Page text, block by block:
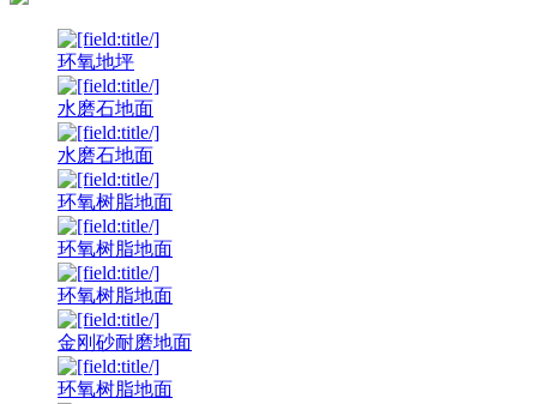
环氧地坪
水磨石地面
水磨石地面
环氧树脂地面
环氧树脂地面
环氧树脂地面
金刚砂耐磨地面
环氧树脂地面